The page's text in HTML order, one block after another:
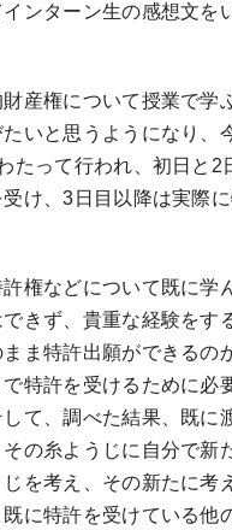
ンターン生の感想文を
産権について授業で学
いと思うようになり、
たって行われ、初日と
け、3日目以降は実際
権などについて既に学
きず、貴重な経験を
ま特許出願ができるの
特許を受けるために必
て、調べた結果、既に
の糸ようじに自分で新
を考え、その新たに考
に特許を受けている他